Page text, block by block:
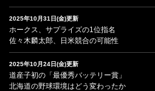
2025年10月31日(金)更新
ホークス、サプライズの1位指名
佐々木麟太郎、日米競合の可能性
2025年10月24日(金)更新
道産子初の「最優秀バッテリー賞」
北海道の野球環境はどう変わったか